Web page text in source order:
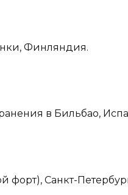
Финляндия.
в Бильбао,
форт), Санкт-